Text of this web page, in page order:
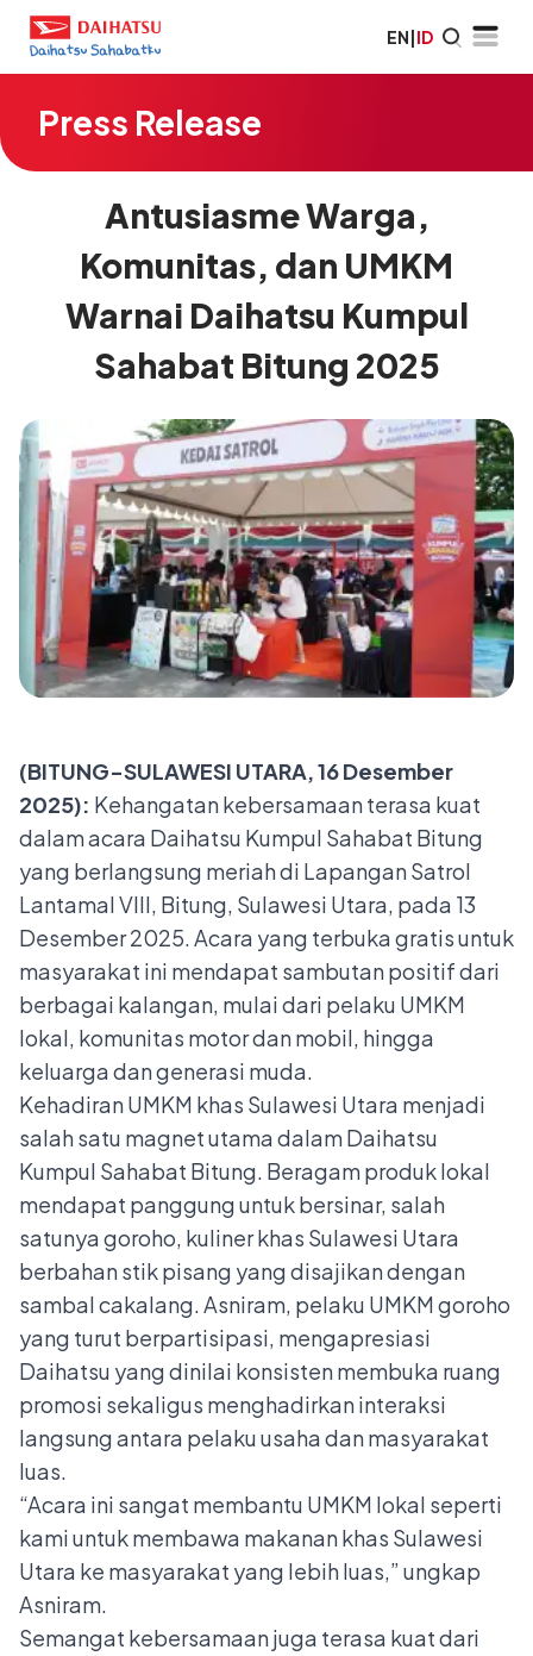
EN|ID
Press Release
Antusiasme Warga,
Komunitas, dan UMKM
Warnai Daihatsu Kumpul
Sahabat Bitung 2025
(BITUNG-SULAWESI UTARA, 16 Desember
2025): Kehangatan kebersamaan terasa kuat
dalam acara Daihatsu Kumpul Sahabat Bitung
yang berlangsung meriah di Lapangan Satrol
Lantamal VIII, Bitung, Sulawesi Utara, pada 13
Desember 2025. Acara yang terbuka gratis untuk
masyarakat ini mendapat sambutan positif dari
berbagai kalangan, mulai dari pelaku UMKM
lokal, komunitas motor dan mobil, hingga
keluarga dan generasi muda.
Kehadiran UMKM khas Sulawesi Utara menjadi
salah satu magnet utama dalam Daihatsu
Kumpul Sahabat Bitung. Beragam produk lokal
mendapat panggung untuk bersinar, salah
satunya goroho, kuliner khas Sulawesi Utara
berbahan stik pisang yang disajikan dengan
sambal cakalang. Asniram, pelaku UMKM goroho
yang turut berpartisipasi, mengapresiasi
Daihatsu yang dinilai konsisten membuka ruang
promosi sekaligus menghadirkan interaksi
langsung antara pelaku usaha dan masyarakat
luas.
“Acara ini sangat membantu UMKM lokal seperti
kami untuk membawa makanan khas Sulawesi
Utara ke masyarakat yang lebih luas,” ungkap
Asniram.
Semangat kebersamaan juga terasa kuat dari